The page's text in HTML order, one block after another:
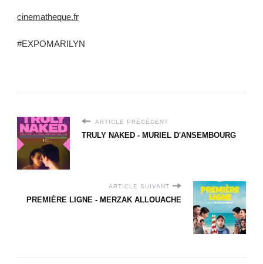
cinematheque.fr
#EXPOMARILYN
ARTICLE PRÉCÉDENT
TRULY NAKED - MURIEL D'ANSEMBOURG
ARTICLE SUIVANT
PREMIÈRE LIGNE - MERZAK ALLOUACHE